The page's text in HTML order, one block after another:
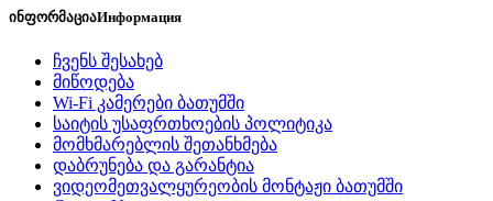
ინფორმაციაИнформация
ჩვენს შესახებ
მიწოდება
Wi-Fi კამერები ბათუმში
საიტის უსაფრთხოების პოლიტიკა
მომხმარებლის შეთანხმება
დაბრუნება და გარანტია
ვიდეომეთვალყურეობის მონტაჟი ბათუმში